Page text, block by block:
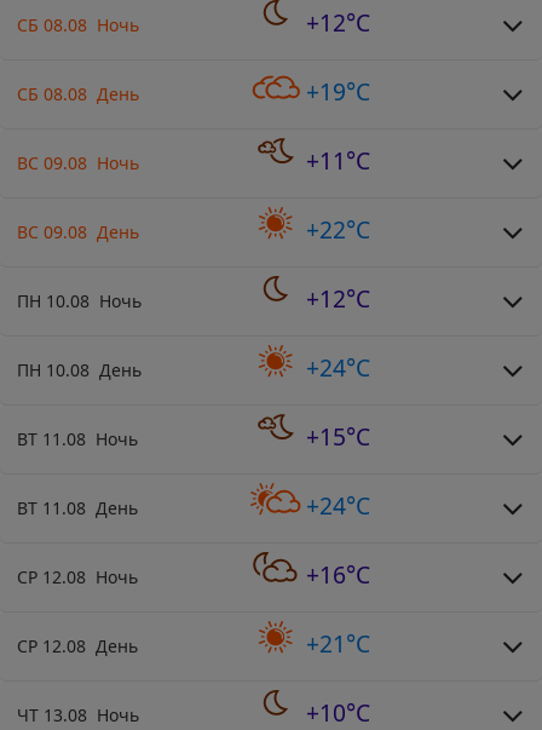
СБ 08.08 Ночь +12°C
СБ 08.08 День +19°C
ВС 09.08 Ночь +11°C
ВС 09.08 День +22°C
ПН 10.08 Ночь +12°C
ПН 10.08 День +24°C
ВТ 11.08 Ночь +15°C
ВТ 11.08 День +24°C
СР 12.08 Ночь +16°C
СР 12.08 День +21°C
ЧТ 13.08 Ночь +10°C